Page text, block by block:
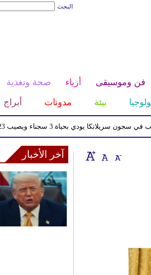
البحث
فن وموسيقى أزياء صحة وتغذية
بيئة مدونات أبراج
يودي بحياة 3 سجناء ويصيب 23 آخرين
آخر الأخبار